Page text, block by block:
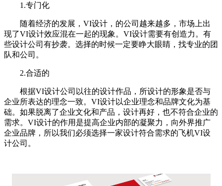
1.专门化
随着经济的发展，VI设计，的公司越来越多，市场上出
现了VI设计效应混在一起的现象。VI设计需要有创造力。有
些设计公司有抄袭。选择的时候一定要睁大眼睛，找专业的团
队和公司。
2.合适的
根据VI设计公司以往的设计作品，所设计的形象是否与
企业所表达的理念一致。VI设计以企业理念和品牌文化为基
础。如果脱离了企业文化和产品，设计再好，也不符合企业的
需求。VI设计的作用是提高企业内部的凝聚力，向外界推广
企业品牌，所以我们必须选择一家设计符合需求的飞机VI设
计公司。